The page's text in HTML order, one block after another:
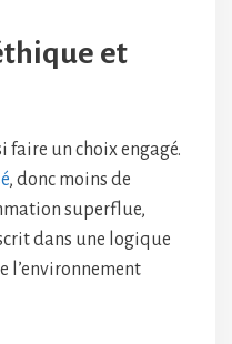
et
faire un choix engagé.
, donc moins de
superflue,
dans une logique
l’environnement